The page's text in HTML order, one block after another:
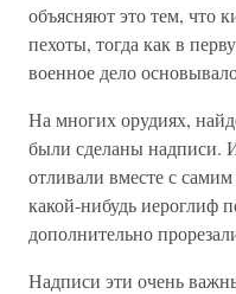
объясняют это тем, что
пехоты, тогда как в
военное дело
На многих орудиях,
были сделаны надписи.
отливали вместе с
какой-нибудь иероглиф
дополнительно
Надписи эти очень